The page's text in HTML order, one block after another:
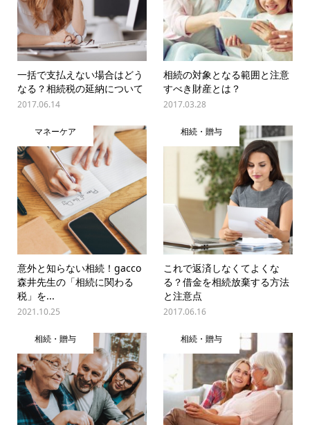
一括で支払えない場合はどう
なる？相続税の延納について
2017.06.14
相続の対象となる範囲と注意
すべき財産とは？
2017.03.28
マネーケア
意外と知らない相続！gacco
森井先生の「相続に関わる
税」を...
2021.10.25
相続・贈与
これで返済しなくてよくな
る？借金を相続放棄する方法
と注意点
2017.06.16
相続・贈与 相続・贈与